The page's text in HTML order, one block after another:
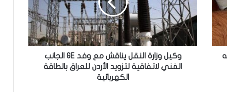
ز
ا
ة
وكيل وزارة النقل يناقش مع وفد GE الجانب
الفني لاتفاقية لتزويد الأردن للعراق بالطاقة
الكهربائية